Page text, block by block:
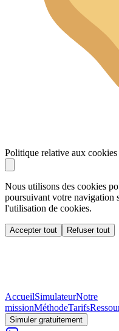
Politique relative aux cookies
Nous utilisons des cookies
poursuivant votre navigation
l'utilisation de cookies.
Accepter tout Refuser tout
AccueilSimulateurNotre
missionMéthodeTarifs
Simuler gratuitement